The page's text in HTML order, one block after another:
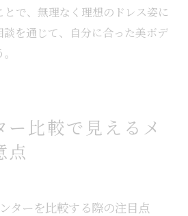
とで、無理なく理想のドレス姿に
を通じて、自分に合った美ボデ
ー比較で見えるメ
点
ターを比較する際の注目点